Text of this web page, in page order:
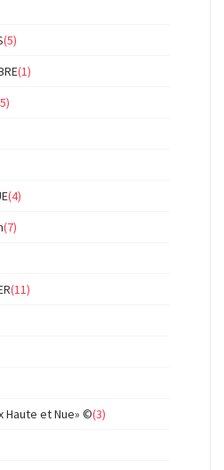
(5)
(1)
(4)
(7)
(11)
Haute et Nue» ©(3)